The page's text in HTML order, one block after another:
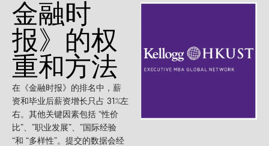
金融时
报》的权
重和方法
在《金融时报》的排名中，薪
资和毕业后薪资增长只占 31%左
右。其他关键因素包括 “性价
比”、”职业发展”、”国际经验
“和 “多样性”。提交的数据会经